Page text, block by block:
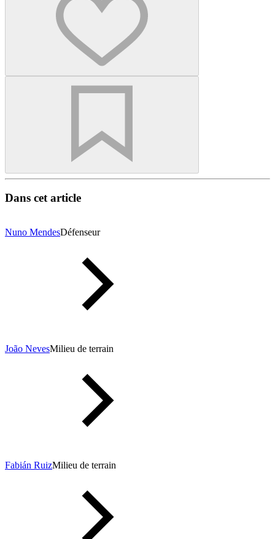
Dans cet article
Nuno MendesDéfenseur
João NevesMilieu de terrain
Fabián RuizMilieu de terrain